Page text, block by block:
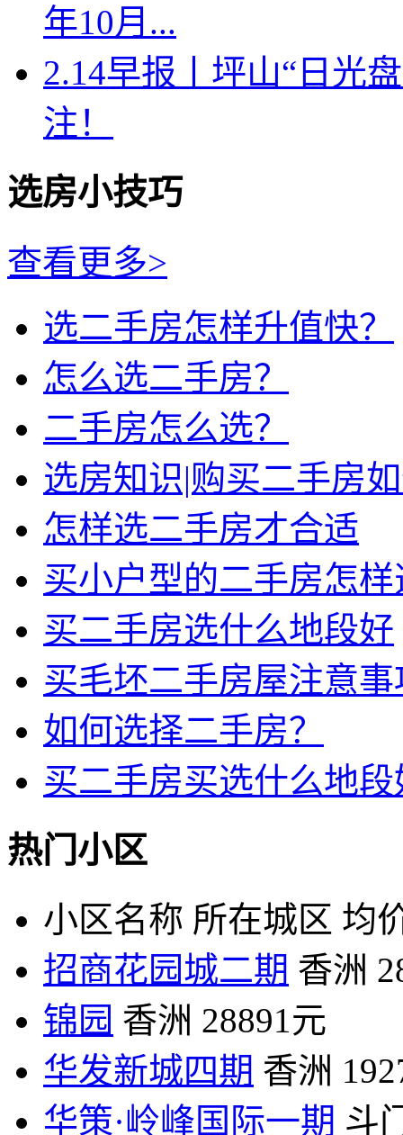
年10月...
2.14早报丨坪山“日光
注！
选房小技巧
查看更多>
选二手房怎样升值快？
怎么选二手房？
二手房怎么选？
选房知识|购买二手房
怎样选二手房才合适
买小户型的二手房怎样
买二手房选什么地段好
买毛坯二手房屋注意事
如何选择二手房？
买二手房买选什么地段
热门小区
小区名称 所在城区 均
招商花园城二期 香洲
锦园 香洲 28891元
华发新城四期 香洲
华策·岭峰国际一期 斗